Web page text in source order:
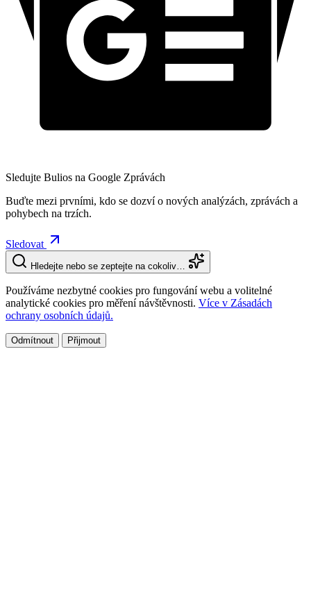
Sledujte Bulios na Google Zprávách
Buďte mezi prvními, kdo se dozví o nových analýzách, zprávách a
pohybech na trzích.
Sledovat
Hledejte nebo se zeptejte na cokoliv…
Používáme nezbytné cookies pro fungování webu a volitelné
analytické cookies pro měření návštěvnosti. Více v Zásadách
ochrany osobních údajů.
Odmítnout Přijmout